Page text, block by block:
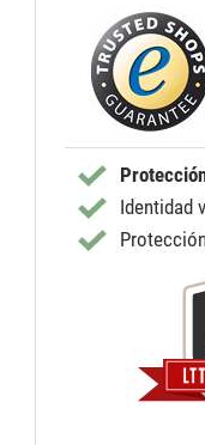
Identidad